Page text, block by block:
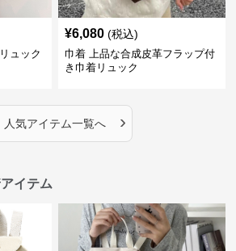
ュック
¥6,080 (税込)
巾着 上品な合成皮革フラップ付
き巾着リュック
人気アイテム一覧へ ›
イテム